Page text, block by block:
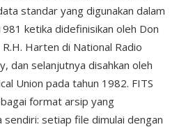
standar yang digunakan dalam
ketika didefinisikan oleh Don
Harten di National Radio
dan selanjutnya disahkan oleh
Union pada tahun 1982. FITS
format arsip yang
setiap file dimulai dengan